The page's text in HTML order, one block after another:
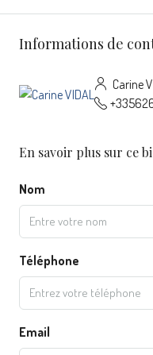
Informations de
Carine
En savoir plus sur ce
Nom
Téléphone
Email